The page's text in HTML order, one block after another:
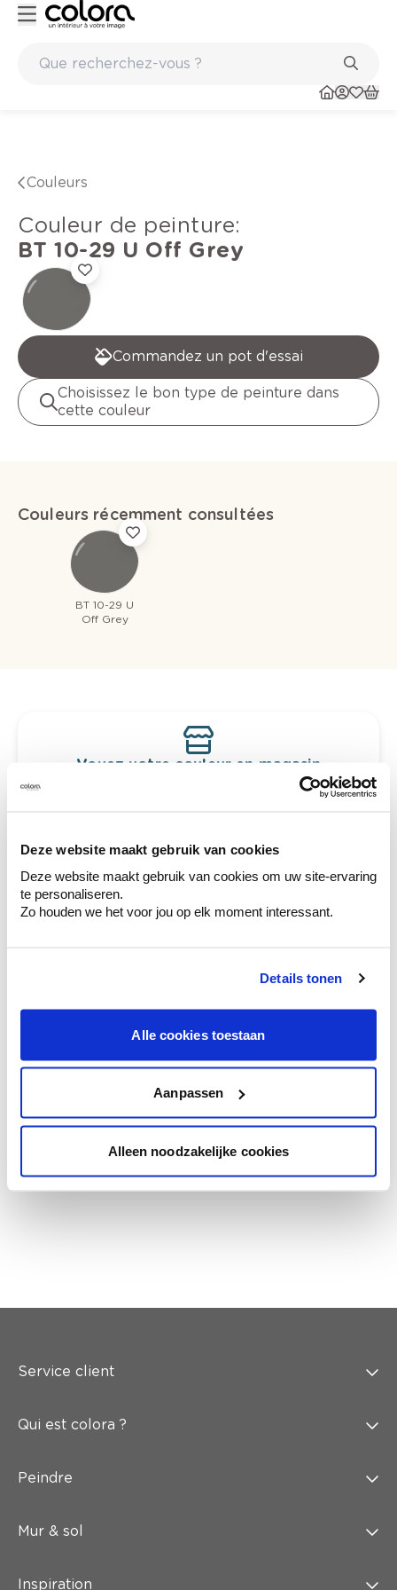
Deze website maakt gebruik van cookies
Deze website maakt gebruik van cookies om uw site-ervaring
te personaliseren.
Zo houden we het voor jou op elk moment interessant.
Details tonen
Alle cookies toestaan
Aanpassen
Alleen noodzakelijke cookies
Couleurs
Couleur de peinture:
BT 10-29 U Off Grey
Commandez un pot d'essai
Choisissez le bon type de peinture dans
cette couleur
Couleurs récemment consultées
BT 10-29 U
Off Grey
Voyez votre couleur en magasin
Découvrez des échantillons de votre
votre couleur.
Obtenez des conseils personnalisés sur la
combinaison de couleurs.
Conseil couleur à domicile
en couleur.
l'éclairage et de votre mobilier.
Obtenez un contrôle technologique de vos
Service client
Qui est colora ?
Peindre
Mur & sol
Inspiration